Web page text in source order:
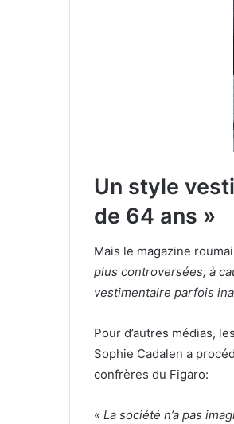
Un style
de 64 ans »
Mais le magazine
plus controversées, à
vestimentaire parfois
Pour d’autres médias,
Sophie Cadalen a
confrères du Figaro:
« La société n’a pas